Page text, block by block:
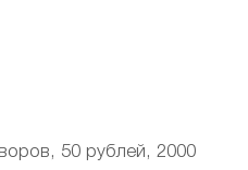
50 рублей, 2000